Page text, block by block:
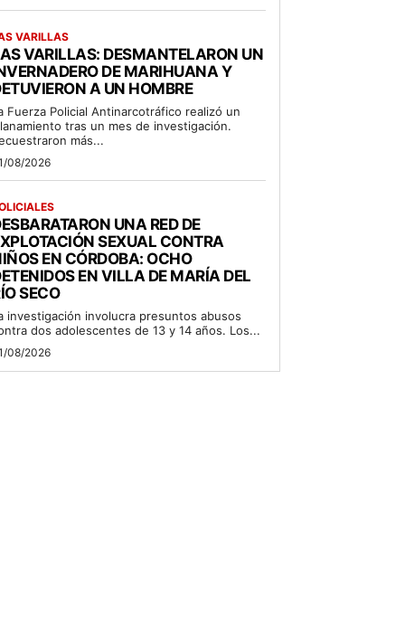
VARILLAS
VARILLAS: DESMANTELARON UN
DE MARIHUANA Y
A UN HOMBRE
Fuerza Policial Antinarcotráfico realizó un
tras un mes de investigación.
más...
08/2026
UNA RED DE
SEXUAL CONTRA
EN CÓRDOBA: OCHO
EN VILLA DE MARÍA DEL
SECO
investigación involucra presuntos abusos
dos adolescentes de 13 y 14 años. Los...
08/2026